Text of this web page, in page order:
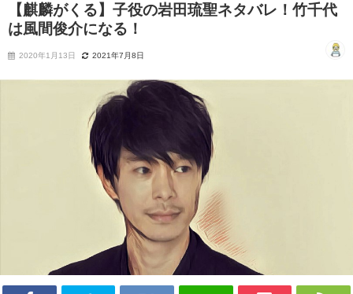
【麒麟がくる】子役の岩田琉聖ネタバレ！竹千代
は風間俊介になる！
2020年1月13日 2021年7月8日